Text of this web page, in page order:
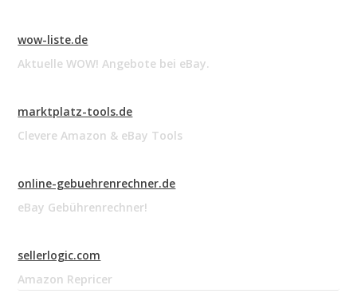
wow-liste.de
Aktuelle WOW! Angebote bei eBay.
marktplatz-tools.de
Clevere Amazon & eBay Tools
online-gebuehrenrechner.de
eBay Gebührenrechner!
sellerlogic.com
Amazon Repricer